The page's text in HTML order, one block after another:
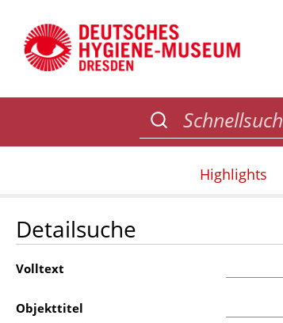
Highlights
Detailsuche
Volltext
Objekttitel